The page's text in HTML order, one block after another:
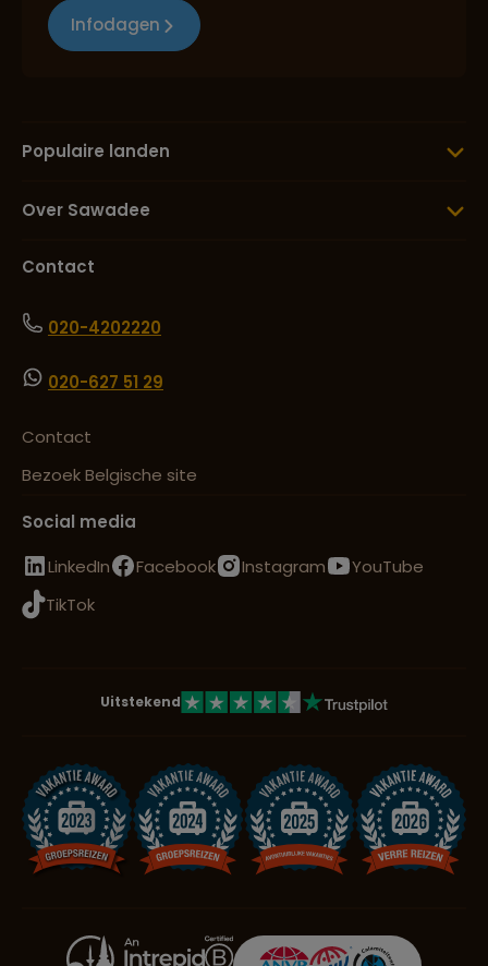
Infodagen
Populaire landen
Over Sawadee
Contact
020-4202220
020-627 51 29
Contact
Bezoek Belgische site
Social media
LinkedIn
Facebook Instagram
YouTube
TikTok
Uitstekend